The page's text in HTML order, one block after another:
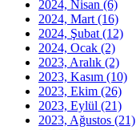
2024, Nisan (6)
2024, Mart (16)
2024, Şubat (12)
2024, Ocak (2)
2023, Aralık (2)
2023, Kasım (10)
2023, Ekim (26)
2023, Eylül (21)
2023, Ağustos (21)